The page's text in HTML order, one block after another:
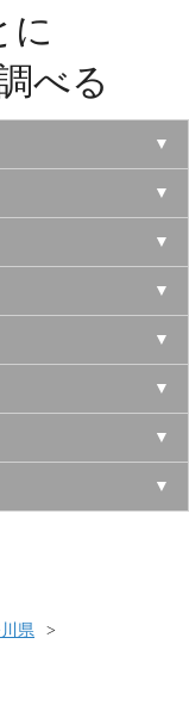
に
べる
県